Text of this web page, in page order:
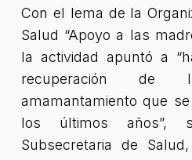
Con el lema de la
Salud “Apoyo a las
la actividad apuntó a
recuperación
amamantamiento que
los últimos años”,
Subsecretaria de